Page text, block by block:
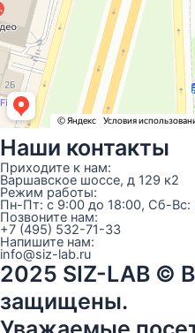
Наши контакты
Приходите к нам:
Варшавское шоссе, д 129 к2
Режим работы:
Пн-Пт: с 9:00 до 18:00, Сб-Вс:
Позвоните нам:
+7 (495) 532-71-33
Напишите нам:
info@siz-lab.ru
2025 SIZ-LAB ©
защищены.